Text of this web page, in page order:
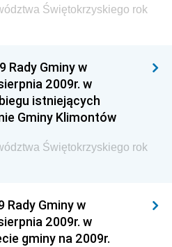
Świętokrzyskiego rok
Rady Gminy w
2009r. w
istniejących
Gminy Klimontów
Świętokrzyskiego rok
Rady Gminy w
2009r. w
gminy na 2009r.